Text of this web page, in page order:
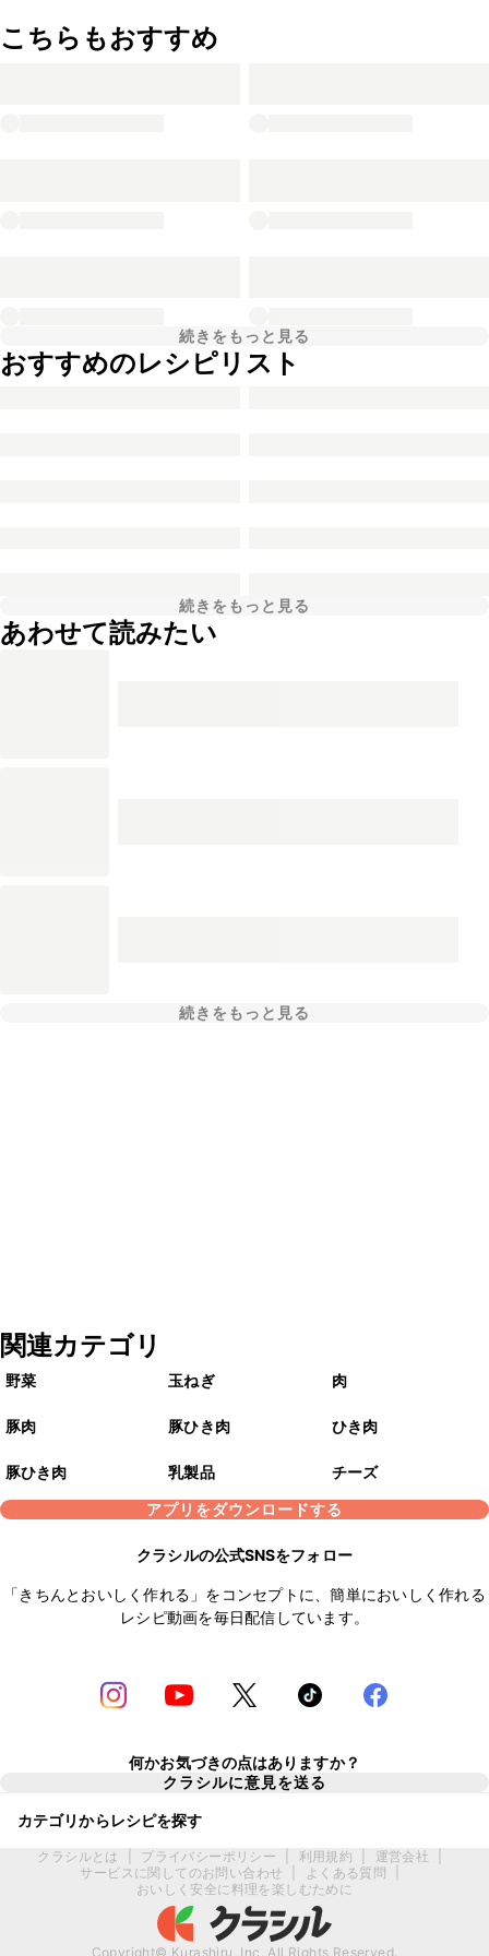
こちらもおすすめ
続きをもっと見る
おすすめのレシピリスト
続きをもっと見る
あわせて読みたい
続きをもっと見る
関連カテゴリ
野菜 玉ねぎ 肉
豚肉 豚ひき肉 ひき肉
豚ひき肉 乳製品
チーズ
アプリをダウンロードする
クラシルの公式SNSをフォロー
「きちんとおいしく作れる」をコンセプトに、簡単においしく作れる
レシピ動画を毎日配信しています。
何かお気づきの点はありますか？
クラシルに意見を送る
カテゴリからレシピを探す
クラシルとは プライバシーポリシー 利用規約 運営会社
サービスに関してのお問い合わせ
よくある質問
おいしく安全に料理を楽しむために
Copyright© Kurashiru, Inc. All Rights Reserved.